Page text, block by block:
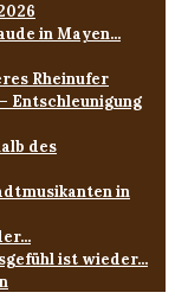
in Mayen...
Rheinufer
Entschleunigung
des
in
ist wieder...